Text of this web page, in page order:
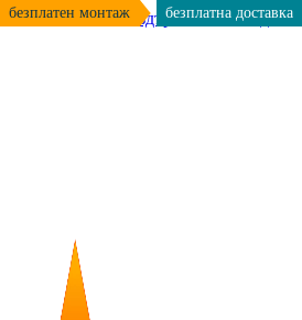
Към основното съдържание Към
безплатен монтаж безплатна доставка